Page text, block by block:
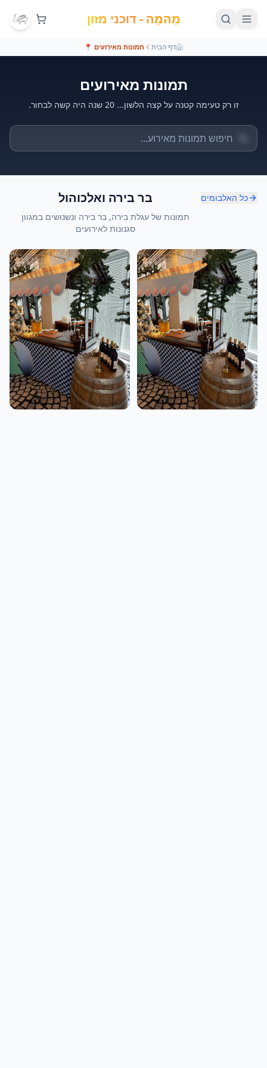
מֵהמֵה - דוכני מזון
דף הבית תמונות מאירועים 📍
תמונות מאירועים
זו רק טעימה קטנה על קצה הלשון... 20 שנה היה קשה לבחור.
כל האלבומים בר בירה ואלכוהול
תמונות של עגלת בירה, בר בירה ונשנושים במגוון
סגנונות לאירועים